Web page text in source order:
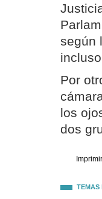
según
Por
los
dos
Imprimir
TEMAS